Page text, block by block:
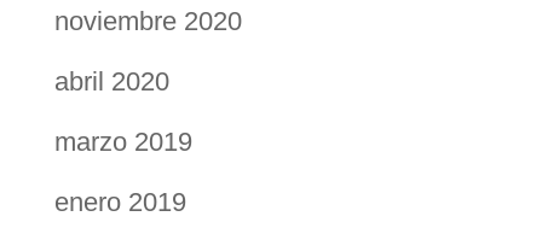
noviembre 2020
abril 2020
marzo 2019
enero 2019